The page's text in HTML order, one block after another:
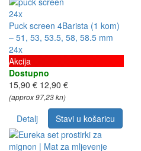
24x
Puck screen 4Barista (1 kom)
– 51, 53, 53.5, 58, 58.5 mm
24x
Akcija
Dostupno
15,90 € 12,90 €
(approx 97,23 kn)
Detalj Stavi u košaricu